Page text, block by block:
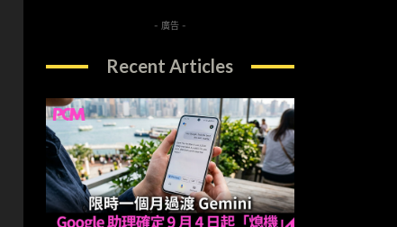
- 廣告 -
Recent Articles